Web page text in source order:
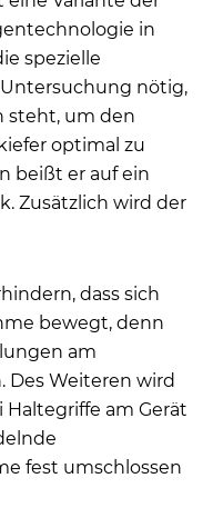
in
spezielle
nötig,
steht, um den
optimal zu
beißt er auf ein
Zusätzlich wird der
dass sich
bewegt, denn
am
Des Weiteren wird
am Gerät
fest umschlossen